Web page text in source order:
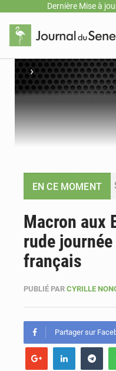
Dernière Mise à
›
EN CE MOMENT
Macron aux
rude
français
PUBLIÉ PAR CYRILLE
Partager sur